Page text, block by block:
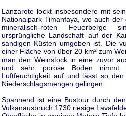
Lanzarote lockt insbesondere mit
Nationalpark Timanfaya, wo auch
mineralisch-roten Feuerberge
ursprüngliche Landschaft auf der
sandigen Küsten umgeben ist. Die
einer Fläche von über 20 km² zum
man den Weinstock in eine zuvor
und sehr poröse Boden nimmt
Luftfeuchtigkeit auf und lässt so
Niederschlagsmengen gelingen.
Spannend ist eine Bustour durch
Vulkanausbruch 1730 riesige